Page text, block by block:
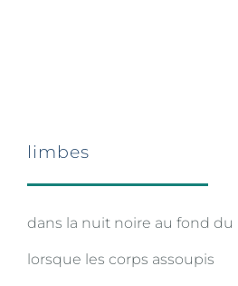
limbes
dans la nuit noire au fond du
lorsque les corps assoupis